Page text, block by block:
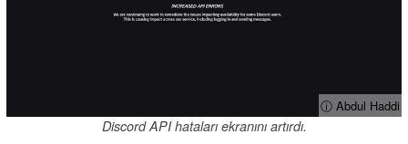
ⓘ Abdul Haddi
Discord API hataları ekranını artırdı.